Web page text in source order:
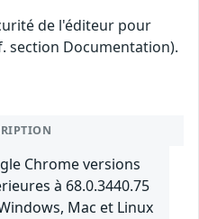
de l'éditeur pour
section Documentation).
Chrome versions
à 68.0.3440.75
Mac et Linux